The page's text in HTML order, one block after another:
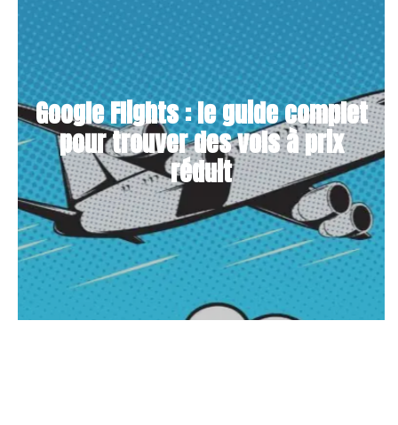
Google Flights : le guide complet
pour trouver des vols à prix
réduit